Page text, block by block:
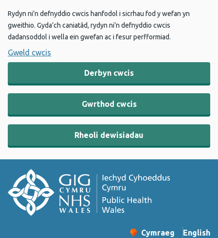
Rydyn ni’n defnyddio cwcis hanfodol i sicrhau fod y wefan yn
gweithio. Gyda’ch caniatâd, rydyn ni’n defnyddio cwcis
dadansoddol i wella ein gwefan ac i fesur perfformiad.
Gweld cwcis
Derbyn cwcis
Gwrthod cwcis
Rheoli dewisiadau
Cymraeg English
–